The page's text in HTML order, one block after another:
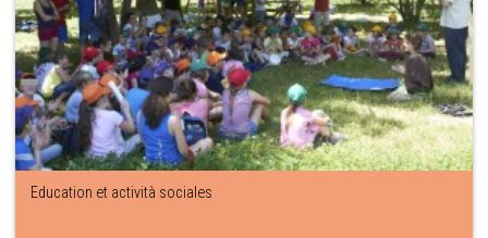
Education et actività sociales